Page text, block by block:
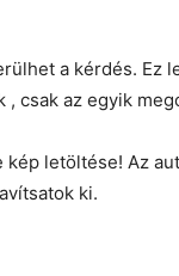
a kérdés. Ez
, csak az egyik
letöltése! Az
ki.